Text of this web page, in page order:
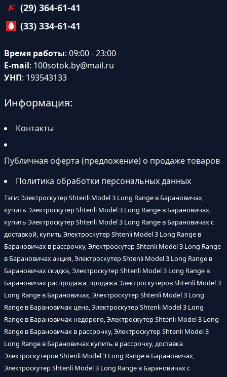
(29) 364-61-41
(33) 334-61-41
Время работы: 09:00 - 23:00
E-mail: 100sotok.by@mail.ru
УНП: 193543133
Информация:
Контакты
Публичная оферта (предложение) о продаже товаров
Политика обработки персональных данных
Тэги: Электроскутер Shtenli Model 3 Long Range в Барановичах,
купить Электроскутер Shtenli Model 3 Long Range в Барановичах,
купить Электроскутер Shtenli Model 3 Long Range в Барановичах с
доставкой, купить Электроскутер Shtenli Model 3 Long Range в
Барановичах в рассрочку, Электроскутер Shtenli Model 3 Long Range
в Барановичах акция, Электроскутер Shtenli Model 3 Long Range в
Барановичах скидка, Электроскутер Shtenli Model 3 Long Range в
Барановичах распродажа, продажа Электроскутеров Shtenli Model 3
Long Range в Барановичах, Электроскутер Shtenli Model 3 Long
Range в Барановичах цена, Электроскутер Shtenli Model 3 Long
Range в Барановичах недорого, Электроскутер Shtenli Model 3 Long
Range в Барановичах в рассрочку, Электроскутер Shtenli Model 3
Long Range в Барановичах купить в рассрочку, доставка
Электроскутеров Shtenli Model 3 Long Range в Барановичах,
Электроскутер Shtenli Model 3 Long Range в Барановичах с